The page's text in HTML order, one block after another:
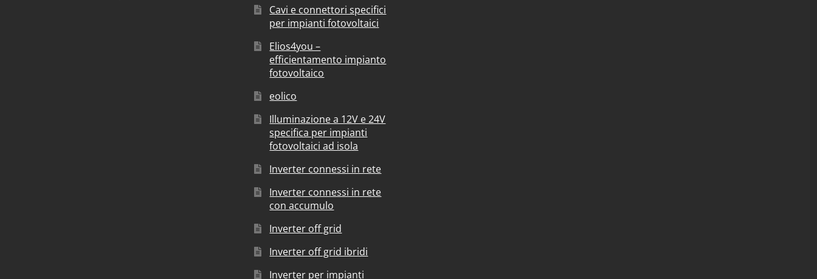
Cavi e connettori specifici
per impianti fotovoltaici
Elios4you –
efficientamento impianto
fotovoltaico
eolico
Illuminazione a 12V e 24V
specifica per impianti
fotovoltaici ad isola
Inverter connessi in rete
Inverter connessi in rete
con accumulo
Inverter off grid
Inverter off grid ibridi
Inverter per impianti